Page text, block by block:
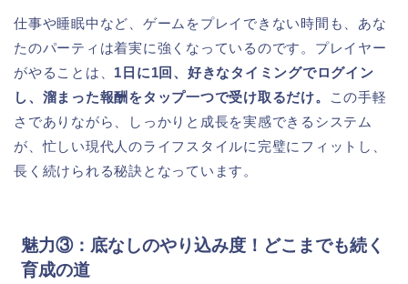
仕事や睡眠中など、ゲームをプレイできない時間も、あな
たのパーティは着実に強くなっているのです。プレイヤー
がやることは、 1日に1回、好きなタイミングでログイン
し、溜まった報酬をタップ一つで受け取るだけ。
この手軽
さでありながら、しっかりと成長を実感できるシステム
が、忙しい現代人のライフスタイルに完璧にフィットし、
長く続けられる秘訣となっています。
魅力③：底なしのやり込み度！どこまでも続く
育成の道